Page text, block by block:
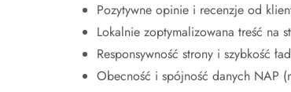
Pozytywne opinie i recenzje od
Lokalnie zoptymalizowana treść na
Responsywność strony i szybkość
Obecność i spójność danych NAP